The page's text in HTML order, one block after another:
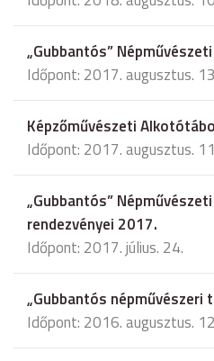
„Gubbantós”
Időpont: 2017. augusztus.
Képzőművészeti
Időpont: 2017. augusztus.
„Gubbantós”
rendezvényei 2017.
Időpont: 2017. július. 24.
„Gubbantós népművészeri
Időpont: 2016. augusztus.